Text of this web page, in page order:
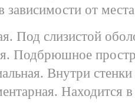
зависимости от
Под слизистой
Подбрюшное
Внутри
Находится